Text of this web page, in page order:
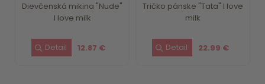
Dievčenská mikina "Nude"
I love milk
12.87 €
Tričko pánske "Tata" I love
milk
22.99 €